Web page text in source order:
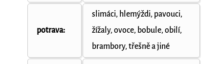
potrava:
slimáci, hlemýždi, pavouci,
žížaly, ovoce, bobule, obilí,
brambory, třešně a jiné